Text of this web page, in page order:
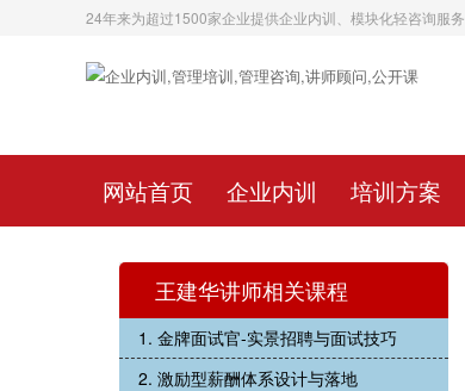
24年来为超过1500家企业提供企业内训、模块化轻咨询服务
网站首页 企业内训 培训方案
王建华讲师相关课程
1. 金牌面试官-实景招聘与面试技巧
2. 激励型薪酬体系设计与落地